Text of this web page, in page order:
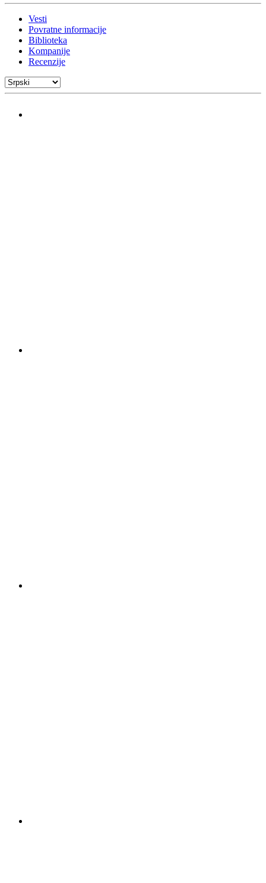
Vesti
Povratne informacije
Biblioteka
Kompanije
Recenzije